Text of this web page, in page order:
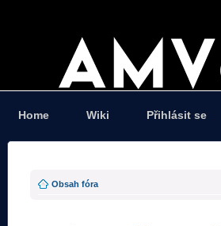
Home Wiki Přihlásit se
Obsah fóra